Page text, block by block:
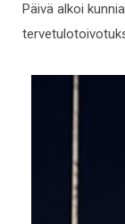
Päivä alkoi